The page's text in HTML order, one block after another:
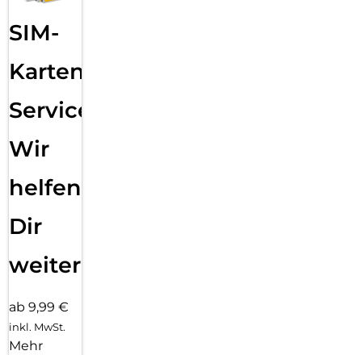
Umwelt unter apple.com/de/2030.
SIM-
Karten
Service:
Wir
helfen
Dir
weiter
ab 9,99 €
inkl. MwSt.
Mehr